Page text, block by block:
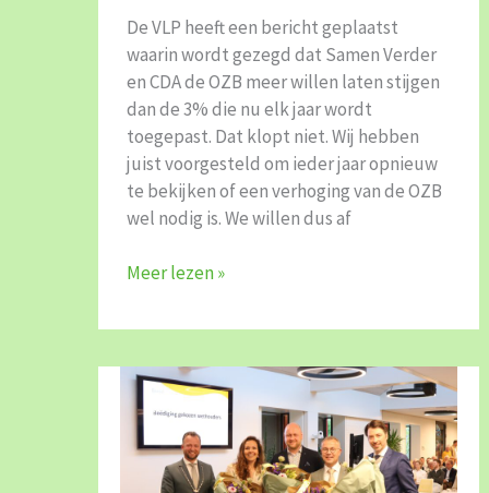
De VLP heeft een bericht geplaatst
waarin wordt gezegd dat Samen Verder
en CDA de OZB meer willen laten stijgen
dan de 3% die nu elk jaar wordt
toegepast. Dat klopt niet. Wij hebben
juist voorgesteld om ieder jaar opnieuw
te bekijken of een verhoging van de OZB
wel nodig is. We willen dus af
Meer lezen »